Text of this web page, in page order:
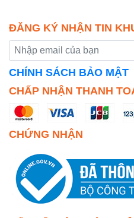
ĐĂNG KÝ NHẬN TIN
CHÍNH SÁCH BẢO MẬT
CHẤP NHẬN THANH
CHỨNG NHẬN